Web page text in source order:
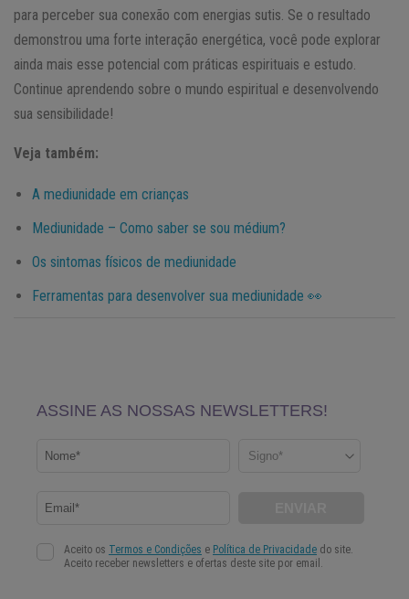
para perceber sua conexão com energias sutis. Se o resultado
demonstrou uma forte interação energética, você pode explorar
ainda mais esse potencial com práticas espirituais e estudo.
Continue aprendendo sobre o mundo espiritual e desenvolvendo
sua sensibilidade!
Veja também:
A mediunidade em crianças
Mediunidade – Como saber se sou médium?
Os sintomas físicos de mediunidade
Ferramentas para desenvolver sua mediunidade 👀